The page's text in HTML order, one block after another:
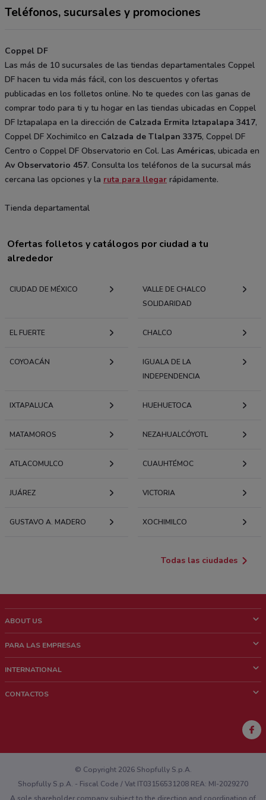
Teléfonos, sucursales y promociones
Coppel DF
Las más de 10 sucursales de las tiendas departamentales Coppel
DF hacen tu vida más fácil, con los descuentos y ofertas
publicadas en los folletos online. No te quedes con las ganas de
comprar todo para ti y tu hogar en las tiendas ubicadas en Coppel
DF Iztapalapa en la dirección de Calzada Ermita Iztapalapa 3417,
Coppel DF Xochimilco en Calzada de Tlalpan 3375, Coppel DF
Centro o Coppel DF Observatorio en Col. Las Américas, ubicada en
Av Observatorio 457. Consulta los teléfonos de la sucursal más
cercana las opciones y la ruta para llegar rápidamente.
Tienda departamental
Ofertas folletos y catálogos por ciudad a tu
alrededor
CIUDAD DE MÉXICO
VALLE DE CHALCO
SOLIDARIDAD
EL FUERTE CHALCO
COYOACÁN
IGUALA DE LA
INDEPENDENCIA
IXTAPALUCA HUEHUETOCA
MATAMOROS NEZAHUALCÓYOTL
ATLACOMULCO CUAUHTÉMOC
JUÁREZ VICTORIA
GUSTAVO A. MADERO XOCHIMILCO
Todas las ciudades
ABOUT US
¿Quiénes Somos?
Trabaja con nosotros
PARA LAS EMPRESAS
Contacto comercial
INTERNATIONAL
CONTACTOS
¿Encontraste un problema en la web o en la aplicación?
© Copyright 2026 Shopfully S.p.A.
Shopfully S.p.A. - Fiscal Code / Vat IT03156531208 REA: MI-2029270